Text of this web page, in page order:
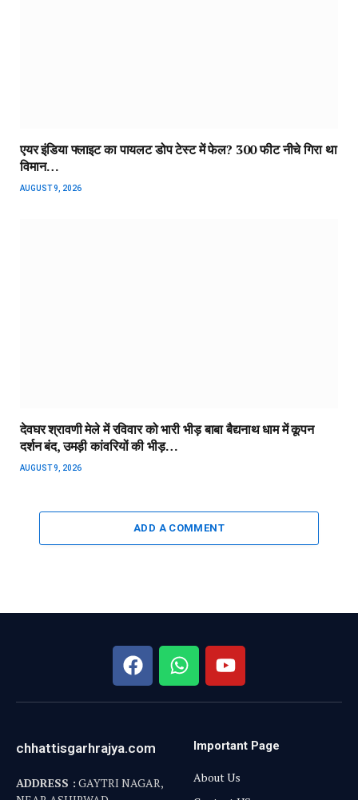
एयर इंडिया फ्लाइट का पायलट डोप टेस्ट में फेल? 300 फीट नीचे गिरा था
विमान…
AUGUST 9, 2026
देवघर श्रावणी मेले में रविवार को भारी भीड़ बाबा बैद्यनाथ धाम में कूपन
दर्शन बंद, उमड़ी कांवरियों की भीड़…
AUGUST 9, 2026
ADD A COMMENT
chhattisgarhrajya.com
ADDRESS : GAYTRI NAGAR,
Important Page
About Us